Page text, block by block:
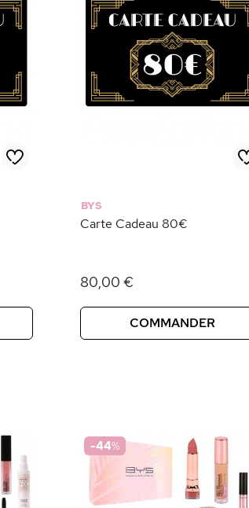
BYS
Carte Cadeau 80€
80,00 €
COMMANDER
-44%